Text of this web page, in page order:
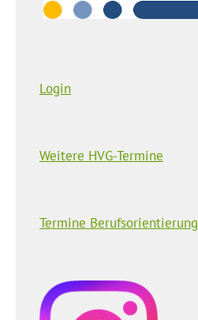
Login
Weitere HVG-Termine
Termine Berufsorientierung